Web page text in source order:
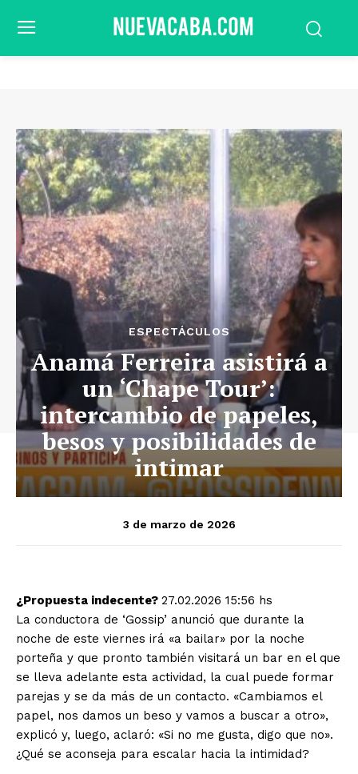
ESPECTÁCULOS
Anamá Ferreira asistirá a
un ‘Chape Tour’:
intercambio de papeles,
besos y posibilidades de
intimar
3 de marzo de 2026
¿Propuesta indecente? 27.02.2026 15:56 hs
La conductora de ‘Gossip’ anunció que durante la
noche de este viernes irá «a bailar» por la noche
porteña y que pronto también visitará un bar en el que
se lleva adelante esta actividad, la cual puede formar
parejas y se da más de un contacto. «Cambiamos el
papel, nos damos un beso y vamos a buscar a otro»,
explicó y, luego, aclaró: «Si no me gusta, digo que no».
¿Qué se aconseja para escalar hacia la intimidad?